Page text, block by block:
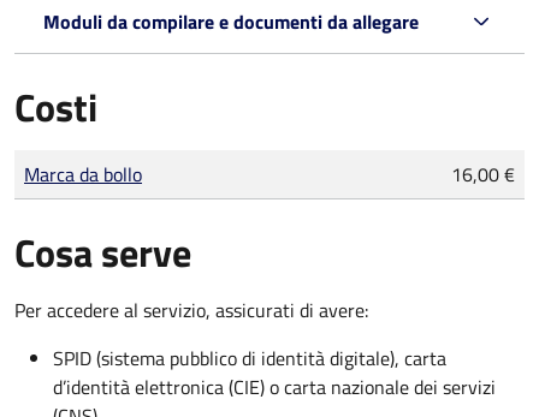
Moduli da compilare e documenti da allegare
Costi
Tipo di pagamento
Importo
Marca da bollo 16,00 €
Cosa serve
Per accedere al servizio, assicurati di avere:
SPID (sistema pubblico di identità digitale), carta
d’identità elettronica (CIE) o carta nazionale dei servizi